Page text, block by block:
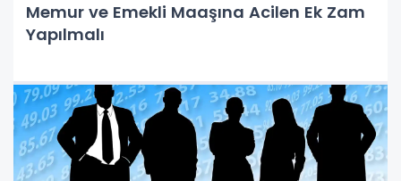
Memur ve Emekli Maaşına Acilen Ek Zam
Yapılmalı